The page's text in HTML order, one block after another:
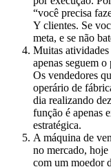
“você precisa
Y clientes. Se
meta, e se não
Muitas atividades
apenas seguem
Os vendedores
operário de
dia realizando
função é apenas
estratégica.
A máquina de
no mercado, hoje
com um moedor